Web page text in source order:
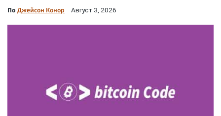
По Джейсон Конор Август 3, 2026